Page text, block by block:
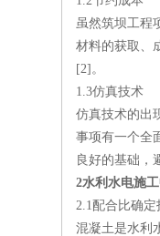
虽然筑坝工程
材料的获取、
[2]。
1.3仿真技术
仿真技术的出
事项有一个全
良好的基础，
2水利水电施
2.1配合比确定
混凝土是水利